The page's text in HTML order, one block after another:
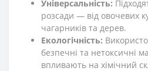
Універсальність:
розсади — від овочевих
чагарників та дерев.
Екологічність:
безпечні та нетоксичні
впливають на хімічний